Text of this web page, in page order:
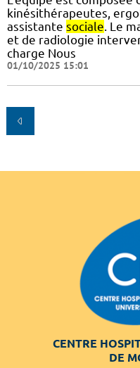
kinésithérapeutes,
assistante sociale. Le
et de radiologie
charge Nous
01/10/2025 15:01
CENTRE
DE